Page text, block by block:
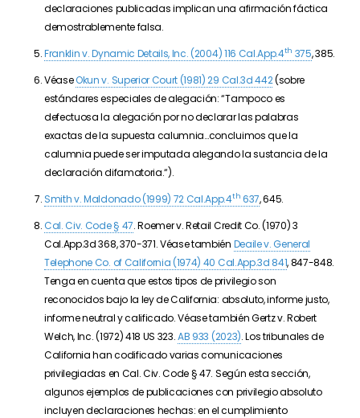
declaraciones publicadas implican una afirmación fáctica
demostrablemente falsa.
Franklin v. Dynamic Details, Inc. (2004) 116 Cal.App.4th 375, 385.
VéaseOkun v. Superior Court (1981) 29 Cal.3d 442(sobre
estándares especiales de alegación: “Tampoco es
defectuosa la alegación por no declarar las palabras
exactas de la supuesta calumnia…concluimos que la
calumnia puede ser imputada alegando la sustancia de la
declaración difamatoria.“).
Smith v. Maldonado (1999) 72 Cal.App.4th 637, 645.
Cal. Civ. Code § 47. Roemer v. Retail Credit Co. (1970) 3
Cal.App.3d 368, 370-371. Véase también Deaile v. General
Telephone Co. of California (1974) 40 Cal.App.3d 841, 847-848.
Tenga en cuenta que estos tipos de privilegio son
reconocidos bajo la ley de California: absoluto, informe justo,
informe neutral y calificado. Véase también Gertz v. Robert
Welch, Inc. (1972) 418 US 323.AB 933 (2023). Los tribunales de
California han codificado varias comunicaciones
privilegiadas en Cal. Civ. Code § 47. Según esta sección,
algunos ejemplos de publicaciones con privilegio absoluto
incluyen declaraciones hechas: en el cumplimiento